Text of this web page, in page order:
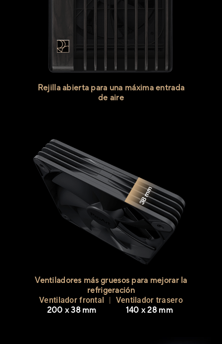
Rejilla abierta para una máxima entrada
de aire
Ventiladores más gruesos para mejorar la
refrigeración
Ventilador frontal
200 x 38 mm
| Ventilador trasero
140 x 28 mm